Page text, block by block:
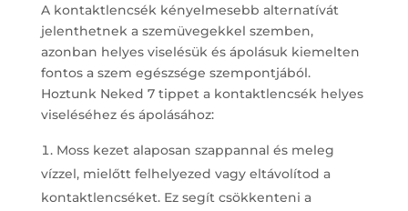
A kontaktlencsék kényelmesebb alternatívát
jelenthetnek a szemüvegekkel szemben,
azonban helyes viselésük és ápolásuk kiemelten
fontos a szem egészsége szempontjából.
Hoztunk Neked 7 tippet a kontaktlencsék helyes
viseléséhez és ápolásához:
Moss kezet alaposan szappannal és meleg
vízzel, mielőtt felhelyezed vagy eltávolítod a
kontaktlencséket. Ez segít csökkenteni a